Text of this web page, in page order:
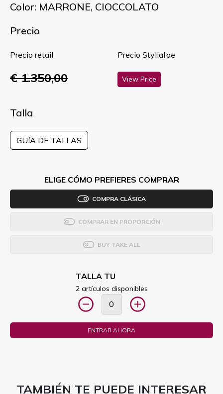
Color: MARRONE, CIOCCOLATO
Precio
Precio retail
€ 1.350,00
Precio Styliafoe
View Price
Talla
GUíA DE TALLAS
ELIGE CÓMO PREFIERES COMPRAR
COMPRA CLÁSICA
COMPRAR EN PROPORCIÓN
BUY TAKE ALL
TALLA TU
2 artículos disponibles
ENTRAR AHORA
TAMBIÉN TE PUEDE INTERESAR